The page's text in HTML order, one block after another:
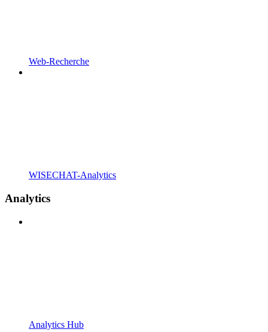
Web-Recherche
WISECHAT-Analytics
Analytics
Analytics Hub